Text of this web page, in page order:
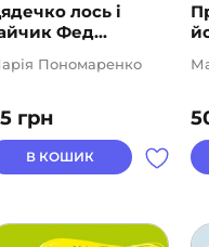
лось і
Фед...
грн
Пономаренко
В КОШИК